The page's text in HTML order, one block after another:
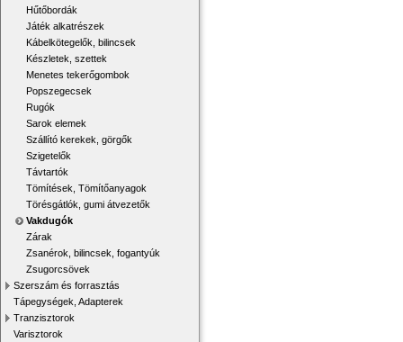
Hűtőbordák
Játék alkatrészek
Kábelkötegelők, bilincsek
Készletek, szettek
Menetes tekerőgombok
Popszegecsek
Rugók
Sarok elemek
Szállító kerekek, görgők
Szigetelők
Távtartók
Tömítések, Tömítőanyagok
Törésgátlók, gumi átvezetők
Vakdugók
Zárak
Zsanérok, bilincsek, fogantyúk
Zsugorcsövek
Szerszám és forrasztás
Tápegységek, Adapterek
Tranzisztorok
Varisztorok